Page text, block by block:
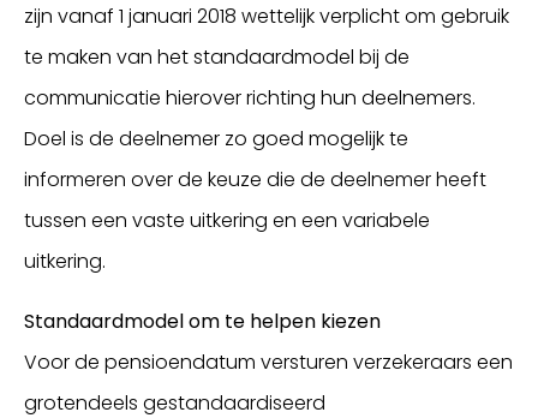
zijn vanaf 1 januari 2018 wettelijk verplicht om gebruik
te maken van het standaardmodel bij de
communicatie hierover richting hun deelnemers.
Doel is de deelnemer zo goed mogelijk te
informeren over de keuze die de deelnemer heeft
tussen een vaste uitkering en een variabele
uitkering.
Standaardmodel om te helpen kiezen
Voor de pensioendatum versturen verzekeraars een
grotendeels gestandaardiseerd